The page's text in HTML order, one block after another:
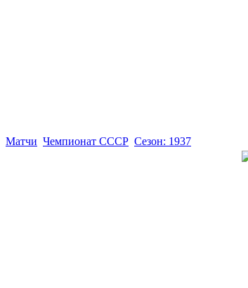
Матчи Чемпионат СССР Сезон: 1937